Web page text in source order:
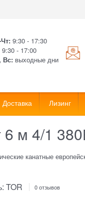
9:30 - 17:30
9:30 - 17:00
Вс: выходные дни
Доставка Лизинг
6 м 4/1
канатные
TOR 0 отзывов